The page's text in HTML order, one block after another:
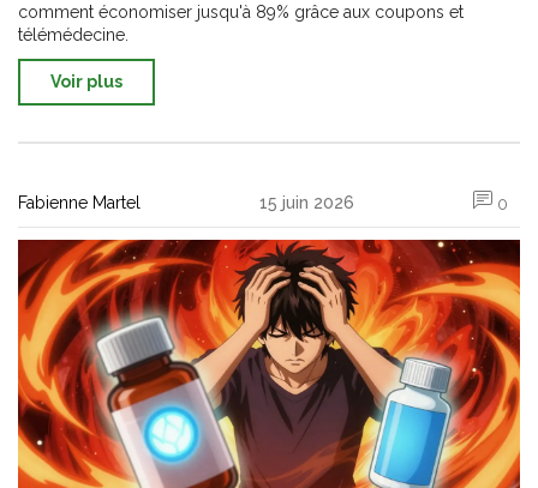
comment économiser jusqu'à 89% grâce aux coupons et
télémédecine.
Voir plus
Fabienne Martel 15 juin 2026 0